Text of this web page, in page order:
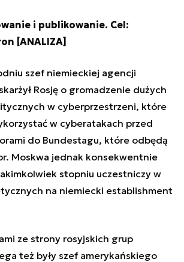
i publikowanie. Cel:
[ANALIZA]
szef niemieckiej agencji
Rosję o gromadzenie dużych
w cyberprzestrzeni, które
w cyberatakach przed
do Bundestagu, które odbędą
Moskwa jednak konsekwentnie
stopniu uczestniczy w
na niemiecki establishment
ze strony rosyjskich grup
też były szef amerykańskiego